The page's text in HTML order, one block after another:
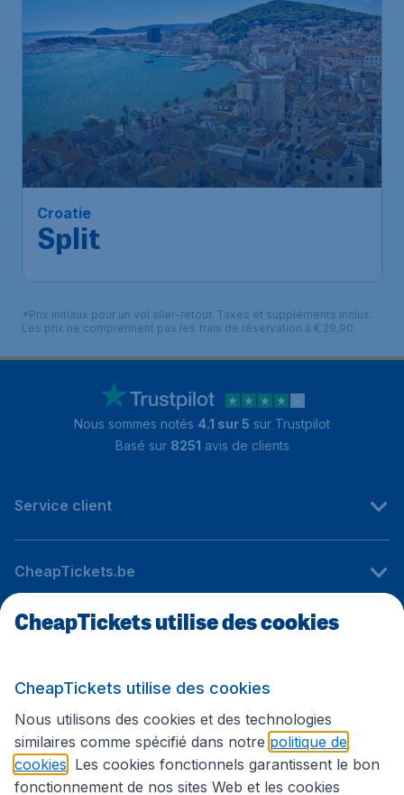
Croatie
Split
*Prix initiaux pour un vol aller-retour. Taxes et suppléments inclus.
Les prix ne comprennent pas les frais de réservation à € 29,90.
Nous sommes notés 4.1 sur 5 sur Trustpilot
Basé sur 8251 avis de clients
Service client
CheapTickets.be
Sites internationaux
Suivez CheapTickets.be
CheapTickets utilise des cookies
CheapTickets utilise des cookies
Nous utilisons des cookies et des technologies
similaires comme spécifié dans notre politique de
cookies . Les cookies fonctionnels garantissent le bon
fonctionnement de nos sites Web et les cookies